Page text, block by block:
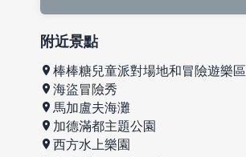
附近景點
棒棒糖兒童派對場地和冒險遊樂區
海盜冒險秀
馬加盧夫海灘
加德滿都主題公園
西方水上樂園